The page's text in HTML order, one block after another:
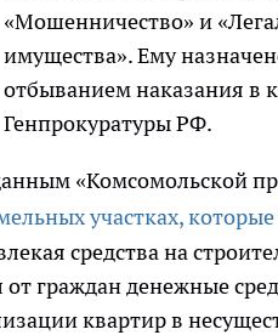
«Мошенничество» и
имущества». Ему
отбыванием наказания в
Генпрокуратуры РФ.
«Комсомольской
участках,
средства на
от граждан денежные
квартир в